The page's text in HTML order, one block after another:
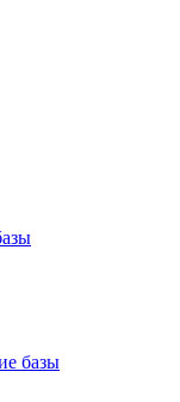
базы